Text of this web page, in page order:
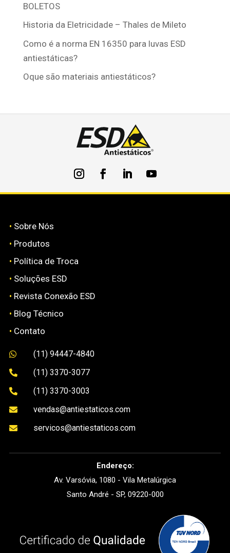
BOLETOS
Historia da Eletricidade – Thales de Mileto
Como é a norma EN 16350 para luvas ESD
antiestáticas?
Oque são materiais antiestáticos?
• Sobre Nós
• Produtos
• Política de Troca
• Soluções ESD
• Revista Conexão ESD
• Blog Técnico
• Contato
 (11) 94447-4840
 (11) 3370-3077
 (11) 3370-3003
 vendas@antiestaticos.com
 servicos@antiestaticos.com
Endereço:
Av. Varsóvia, 1080 - Vila Metalúrgica
Santo André - SP, 09220-000